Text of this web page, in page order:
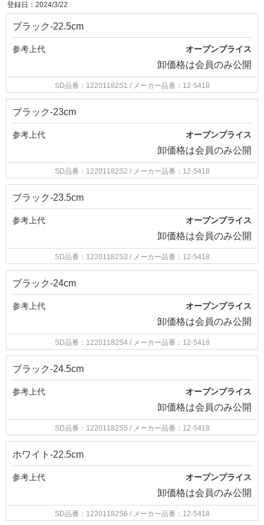
登録日：2024/3/22
ブラック-22.5cm
参考上代 オープンプライス
卸価格は会員のみ公開
SD品番：12201182S1 / メーカー品番：12-5418
ブラック-23cm
参考上代 オープンプライス
卸価格は会員のみ公開
SD品番：12201182S2 / メーカー品番：12-5418
ブラック-23.5cm
参考上代 オープンプライス
卸価格は会員のみ公開
SD品番：12201182S3 / メーカー品番：12-5418
ブラック-24cm
参考上代 オープンプライス
卸価格は会員のみ公開
SD品番：12201182S4 / メーカー品番：12-5418
ブラック-24.5cm
参考上代 オープンプライス
卸価格は会員のみ公開
SD品番：12201182S5 / メーカー品番：12-5418
ホワイト-22.5cm
参考上代 オープンプライス
卸価格は会員のみ公開
SD品番：12201182S6 / メーカー品番：12-5418